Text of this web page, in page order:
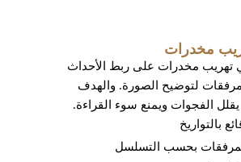
مخدرات
تهريب مخدرات على ربط الأحداث
لتوضيح الصورة. والهدف
الفجوات ويمنع سوء القراءة.
بالتواريخ
بحسب التسلسل